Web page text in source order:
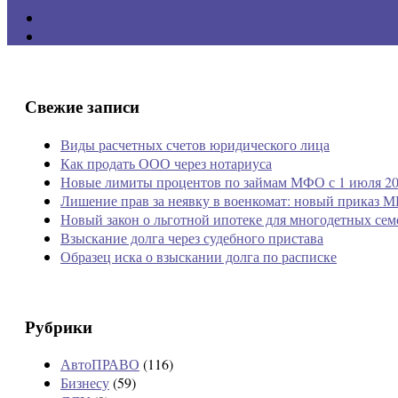
Свежие записи
Виды расчетных счетов юридического лица
Как продать ООО через нотариуса
Новые лимиты процентов по займам МФО с 1 июля
Лишение прав за неявку в военкомат: новый приказ
Новый закон о льготной ипотеке для многодетных
Взыскание долга через судебного пристава
Образец иска о взыскании долга по расписке
Рубрики
АвтоПРАВО (116)
Бизнесу(59)